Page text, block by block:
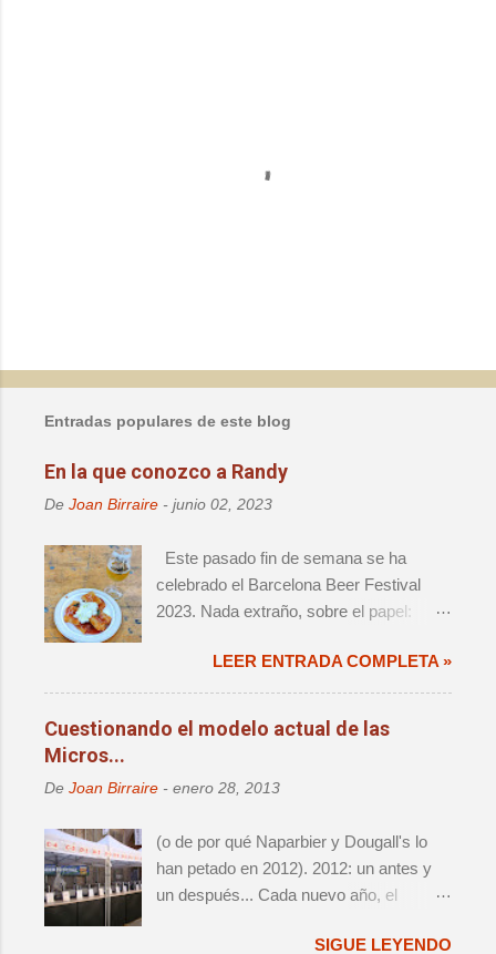
c
a
r
n
c
o
m
e
n
o
Entradas populares de este blog
En la que conozco a Randy
De Joan Birraire - junio 02, 2023
Este pasado fin de semana se ha
celebrado el Barcelona Beer Festival
2023. Nada extraño, sobre el papel:
magnitud, que ya forma parte del
calendario anual de actos relevantes. El
cambio de sede significaba un retorno a
reagrupación de las distintas iniciativas
- i.e. Challenge e Innbrew –.
Ingredientes, todos ellos, que hacían que
no se tratara de una mera edición más.
LEER ENTRADA COMPLETA »
Cuestionando el modelo actual de las
Micros...
De Joan Birraire - enero 28, 2013
(o de por qué Naparbier y Dougall's lo
han petado en 2012). 2012: un antes y
un después... Cada nuevo año, el
vuelco, y lo que hasta aquel momento
SIGUE LEYENDO